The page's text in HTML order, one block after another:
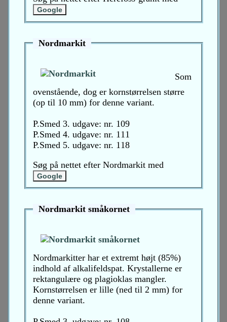
Nordmarkit
Som
ovenstående, dog er kornstørrelsen større
(op til 10 mm) for denne variant.
P.Smed 3. udgave: nr. 109
P.Smed 4. udgave: nr. 111
P.Smed 5. udgave: nr. 118
Søg på nettet efter Nordmarkit med
Nordmarkit småkornet
Nordmarkitter har et extremt højt (85%)
indhold af alkalifeldspat. Krystallerne er
rektangulære og plagioklas mangler.
Kornstørrelsen er lille (ned til 2 mm) for
denne variant.